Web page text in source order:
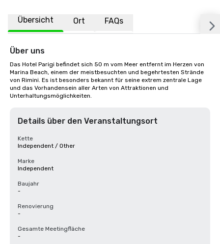
Übersicht Ort FAQs
Über uns
Das Hotel Parigi befindet sich 50 m vom Meer entfernt im Herzen von
Marina Beach, einem der meistbesuchten und begehrtesten Strände
von Rimini. Es ist besonders bekannt für seine extrem zentrale Lage
und das Vorhandensein aller Arten von Attraktionen und
Unterhaltungsmöglichkeiten.
Details über den Veranstaltungsort
Kette
Independent / Other
Marke
Independent
Baujahr
-
Renovierung
-
Gesamte Meetingfläche
-